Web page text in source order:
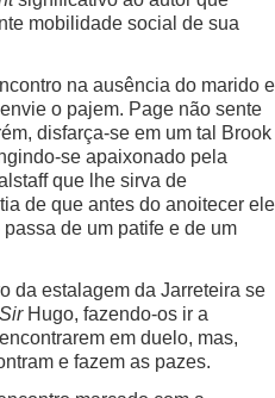
mobilidade social de sua
na ausência do marido e
o pajem. Page não sente
disfarça-se em um tal Brook
se apaixonado pela
que lhe sirva de
de que antes do anoitecer ele
de um patife e de um
da estalagem da Jarreteira se
SirHugo, fazendo-os ir a
em duelo, mas,
e fazem as pazes.